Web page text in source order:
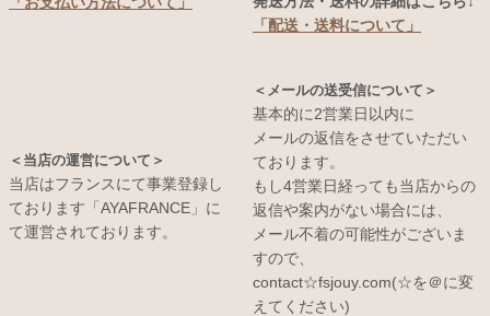
＜当店の運営について＞
当店はフランスにて事業登録し
ております「AYAFRANCE」に
て運営されております。
「配送・送料について」
＜メールの送受信について＞
基本的に2営業日以内に
メールの返信をさせていただい
ております。
もし4営業日経っても当店からの
返信や案内がない場合には、
メール不着の可能性がございま
すので、
contact☆fsjouy.com(☆を＠に変
えてください)